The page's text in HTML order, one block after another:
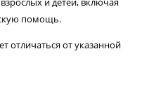
помощь.
отличаться от указанной